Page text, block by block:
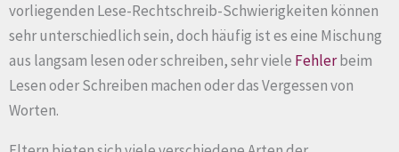
vorliegenden Lese-Rechtschreib-Schwierigkeiten können
sehr unterschiedlich sein, doch häufig ist es eine Mischung
aus langsam lesen oder schreiben, sehr viele Fehlerbeim
Lesen oder Schreiben machen oder das Vergessen von
Worten.